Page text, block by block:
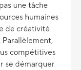
une tâche
humaines
de créativité
compétitives
se démarquer